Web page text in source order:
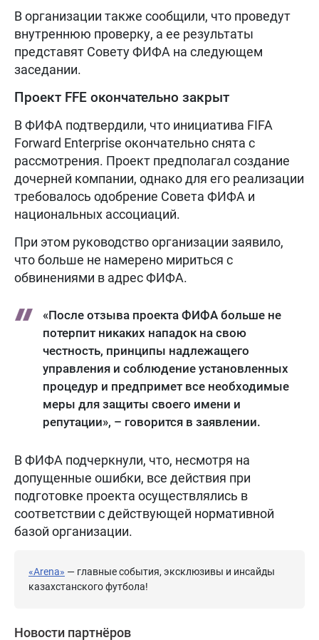
В организации также сообщили, что проведут
внутреннюю проверку, а ее результаты
представят Совету ФИФА на следующем
заседании.
Проект FFE окончательно закрыт
В ФИФА подтвердили, что инициатива FIFA
Forward Enterprise окончательно снята с
рассмотрения. Проект предполагал создание
дочерней компании, однако для его реализации
требовалось одобрение Совета ФИФА и
национальных ассоциаций.
При этом руководство организации заявило,
что больше не намерено мириться с
обвинениями в адрес ФИФА.
«После отзыва проекта ФИФА больше не
потерпит никаких нападок на свою
честность, принципы надлежащего
управления и соблюдение установленных
процедур и предпримет все необходимые
меры для защиты своего имени и
репутации», – говорится в заявлении.
В ФИФА подчеркнули, что, несмотря на
допущенные ошибки, все действия при
подготовке проекта осуществлялись в
соответствии с действующей нормативной
базой организации.
«Arena» — главные события, эксклюзивы и инсайды
казахстанского футбола!